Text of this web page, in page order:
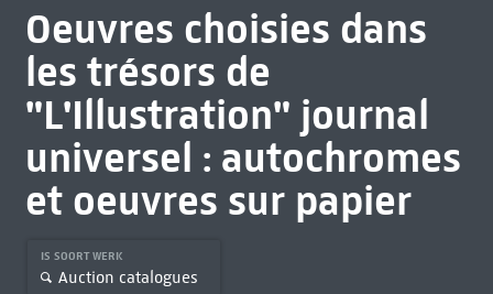
Oeuvres choisies dans
les trésors de
"L'Illustration" journal
universel : autochromes
et oeuvres sur papier
IS SOORT WERK
Auction catalogues